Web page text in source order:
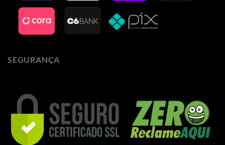
SEGURANÇA